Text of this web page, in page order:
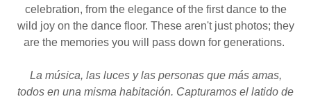
celebration, from the elegance of the first dance to the
wild joy on the dance floor. These aren't just photos; they
are the memories you will pass down for generations.
La música, las luces y las personas que más amas,
todos en una misma habitación. Capturamos el latido de